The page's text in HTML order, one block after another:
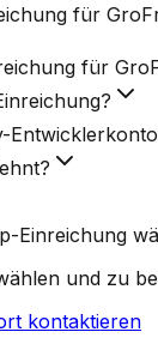
für
für
Einreichung
und zu
kontaktieren